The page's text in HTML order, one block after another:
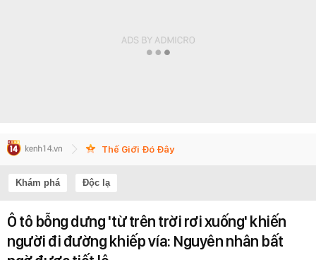
Thế Giới Đó Đây
Khám phá Độc lạ
Ô tô bỗng dưng 'từ trên trời rơi xuống' khiến
người đi đường khiếp vía: Nguyên nhân bất